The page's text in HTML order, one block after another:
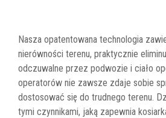
Nasza opatentowana technologia
nierówności terenu, praktycznie
odczuwalne przez podwozie i ciało
operatorów nie zawsze zdaje sobie
dostosować się do trudnego terenu.
tymi czynnikami, jaką zapewnia